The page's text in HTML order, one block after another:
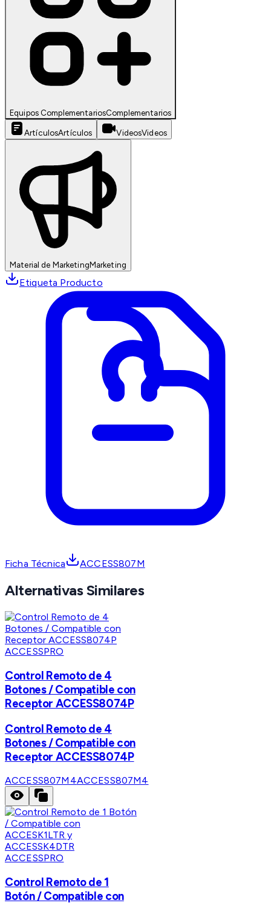
Equipos ComplementariosComplementarios
ArtículosArtículos VideosVideos
Material de MarketingMarketing
Etiqueta Producto
Ficha Técnica ACCESS807M
Alternativas Similares
ACCESSPRO
Control Remoto de 4
Botones / Compatible con
Receptor ACCESS8074P
Control Remoto de 4
Botones / Compatible con
Receptor ACCESS8074P
ACCESS807M4ACCESS807M4
ACCESSPRO
Control Remoto de 1
Botón / Compatible con